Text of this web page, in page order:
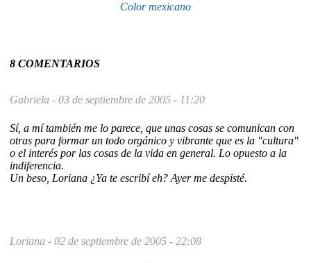
Color mexicano
8 COMENTARIOS
Gabriela - 03 de septiembre de 2005 - 11:20
Sí, a mí también me lo parece, que unas cosas se comunican con
otras para formar un todo orgánico y vibrante que es la "cultura"
o el interés por las cosas de la vida en general. Lo opuesto a la
indiferencia.
Un beso, Loriana ¿Ya te escribí eh? Ayer me despisté.
Loriana - 02 de septiembre de 2005 - 22:08